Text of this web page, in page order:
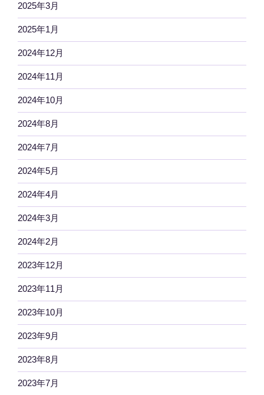
2025年3月
2025年1月
2024年12月
2024年11月
2024年10月
2024年8月
2024年7月
2024年5月
2024年4月
2024年3月
2024年2月
2023年12月
2023年11月
2023年10月
2023年9月
2023年8月
2023年7月